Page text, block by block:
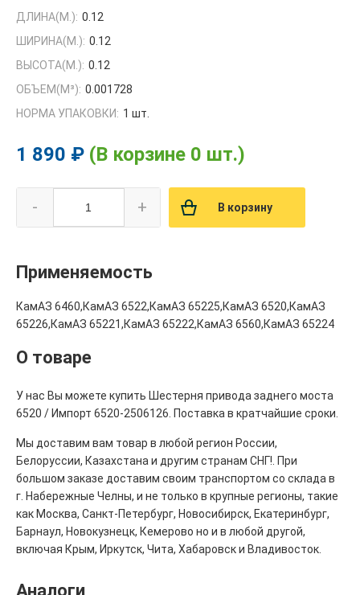
ДЛИНА(М.): 0.12
ШИРИНА(М.): 0.12
ВЫСОТА(М.): 0.12
ОБЪЕМ(M³): 0.001728
НОРМА УПАКОВКИ: 1 шт.
1 890 ₽ (В корзине 0 шт.)
- + В корзину
Применяемость
КамАЗ 6460,КамАЗ 6522,КамАЗ 65225,КамАЗ 6520,КамАЗ
65226,КамАЗ 65221,КамАЗ 65222,КамАЗ 6560,КамАЗ 65224
О товаре
У нас Вы можете купить Шестерня привода заднего моста
6520 / Импорт 6520-2506126. Поставка в кратчайшие сроки.
Мы доставим вам товар в любой регион России,
Белоруссии, Казахстана и другим странам СНГ!. При
большом заказе доставим своим транспортом со склада в
г. Набережные Челны, и не только в крупные регионы, такие
как Москва, Санкт-Петербург, Новосибирск, Екатеринбург,
Барнаул, Новокузнецк, Кемерово но и в любой другой,
включая Крым, Иркутск, Чита, Хабаровск и Владивосток.
Аналоги